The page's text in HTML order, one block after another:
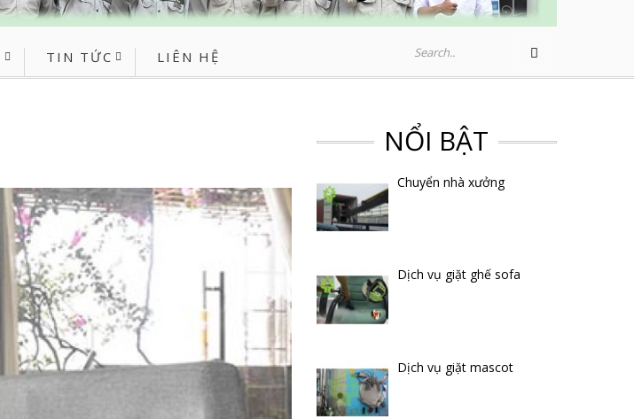
TIN TỨC LIÊN HỆ
NỔI BẬT
Chuyển nhà xưởng
Dịch vụ giặt ghế sofa
Dịch vụ giặt mascot